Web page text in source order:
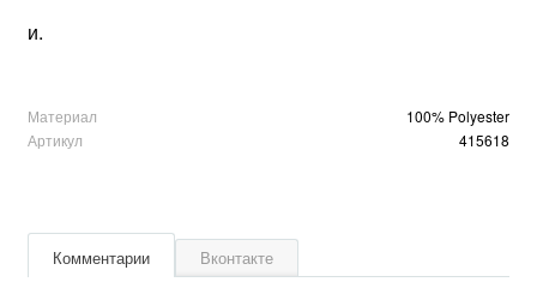
и.
Материал
100% Polyester
Артикул
415618
Комментарии Вконтакте